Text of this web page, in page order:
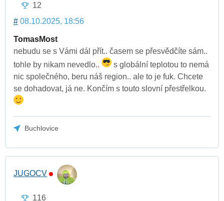
12
# 08.10.2025, 18:56
TomasMost
nebudu se s Vámi dál přít.. časem se přesvědčíte sám..
tohle by nikam nevedlo..
s globální teplotou to nemá
nic společného, beru náš region.. ale to je fuk. Chcete
se dohadovat, já ne. Končím s touto slovní přestřelkou.
Buchlovice
JUGOCV
116